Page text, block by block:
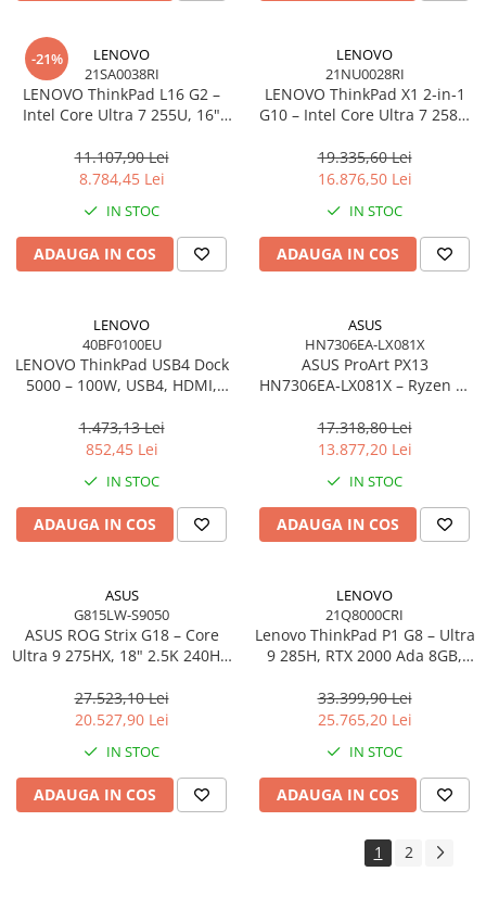
-21%
LENOVO
21SA0038RI
LENOVO ThinkPad L16 G2 –
Intel Core Ultra 7 255U, 16"
SSD, Windows 11 Pro, 3Y
On‑Site
11.107,90 Lei
8.784,45 Lei
IN STOC
ADAUGA IN COS
LENOVO
21NU0028RI
LENOVO ThinkPad X1 2‑in‑1
G10 – Intel Core Ultra 7 258V,
LPDDR5X, 2TB SSD PCIe 5.0,
W11P, 3Y Premier
19.335,60 Lei
16.876,50 Lei
IN STOC
ADAUGA IN COS
LENOVO
40BF0100EU
LENOVO ThinkPad USB4 Dock
5000 – 100W, USB4, HDMI,
Gigabit LAN, EU
1.473,13 Lei
852,45 Lei
IN STOC
ADAUGA IN COS
ASUS
HN7306EA-LX081X
ASUS ProArt PX13
HN7306EA‑LX081X – Ryzen AI
Touch, 64GB LPDDR5X, 1TB
SSD, W11P, 3Y, Nano Black
17.318,80 Lei
13.877,20 Lei
IN STOC
ADAUGA IN COS
ASUS
G815LW-S9050
ASUS ROG Strix G18 – Core
Ultra 9 275HX, 18" 2.5K 240Hz,
5080 16GB, NoOS, Eclipse
Gray
27.523,10 Lei
20.527,90 Lei
IN STOC
ADAUGA IN COS
LENOVO
21Q8000CRI
Lenovo ThinkPad P1 G8 – Ultra
9 285H, RTX 2000 Ada 8GB,
W11P, 3Y Premier
33.399,90 Lei
25.765,20 Lei
IN STOC
ADAUGA IN COS
1 2